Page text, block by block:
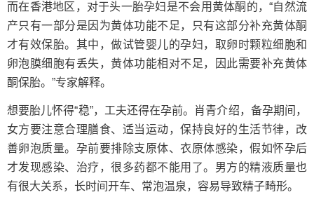
而在香港地区，对于头一胎孕妇是不会用黄体酮的，“自然流
产只有一部分是因为黄体功能不足，只有这部分补充黄体酮
才有效保胎。其中，做试管婴儿的孕妇，取卵时颗粒细胞和
卵泡膜细胞有丢失，黄体功能相对不足，因此需要补充黄体
酮保胎。”专家解释。
想要胎儿怀得“稳”，工夫还得在孕前。肖青介绍，备孕期间，
女方要注意合理膳食、适当运动，保持良好的生活节律，改
善卵泡质量。孕前要排除支原体、衣原体感染，假如怀孕后
才发现感染、治疗，很多药都不能用了。男方的精液质量也
有很大关系，长时间开车、常泡温泉，容易导致精子畸形。